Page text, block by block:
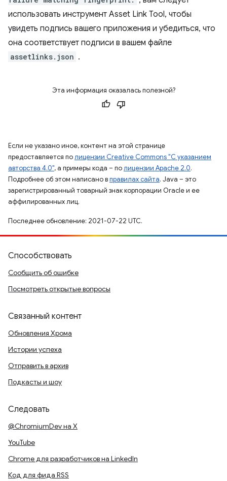
использовать инструмент Asset Link Tool, чтобы
увидеть подпись вашего приложения и убедиться, что
она соответствует подписи в вашем файле
assetlinks.json .
Эта информация оказалась полезной?
Если не указано иное, контент на этой странице
предоставляется полицензии Creative Commons "С указанием
авторства 4.0", а примеры кода – полицензии Apache 2.0.
Подробнее об этом написано вправилах сайта. Java – это
зарегистрированный товарный знак корпорации Oracle и ее
аффилированных лиц.
Последнее обновление: 2021-07-22 UTC.
Способствовать
Сообщить об ошибке
Посмотреть открытые вопросы
Связанный контент
Обновления Хрома
Истории успеха
Отправить в архив
Подкасты и шоу
Следовать
@ChromiumDev на X
YouTube
Chrome для разработчиков на LinkedIn
Код для фида RSS